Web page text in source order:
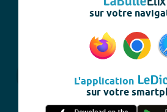
sur votre
L'application
sur votre